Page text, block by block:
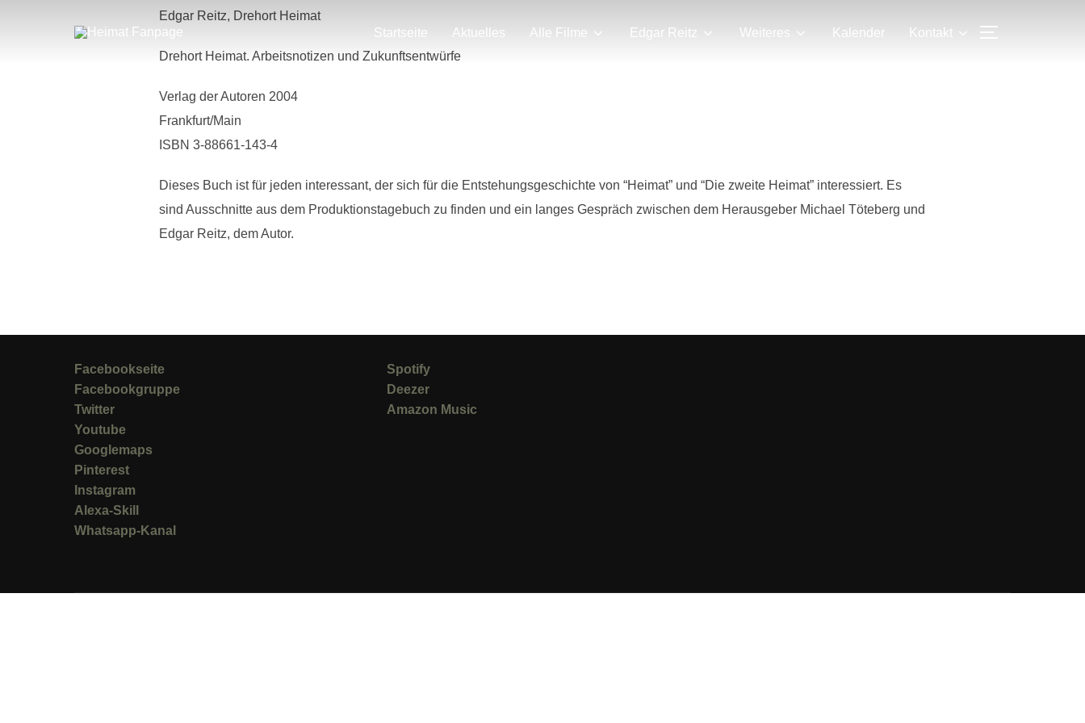
Startseite Aktuelles Alle Filme Edgar Reitz Weiteres Kalender Kontakt
Edgar Reitz, Drehort Heimat
Drehort Heimat. Arbeitsnotizen und Zukunftsentwürfe
Verlag der Autoren 2004
Frankfurt/Main
ISBN 3-88661-143-4
Dieses Buch ist für jeden interessant, der sich für die Entstehungsgeschichte von “Heimat” und “Die zweite Heimat” interessiert. Es
sind Ausschnitte aus dem Produktionstagebuch zu finden und ein langes Gespräch zwischen dem Herausgeber Michael Töteberg und
Edgar Reitz, dem Autor.
Facebookseite
Facebookgruppe
Twitter
Youtube
Googlemaps
Pinterest
Instagram
Alexa-Skill
Whatsapp-Kanal
Spotify
Deezer
Amazon Music